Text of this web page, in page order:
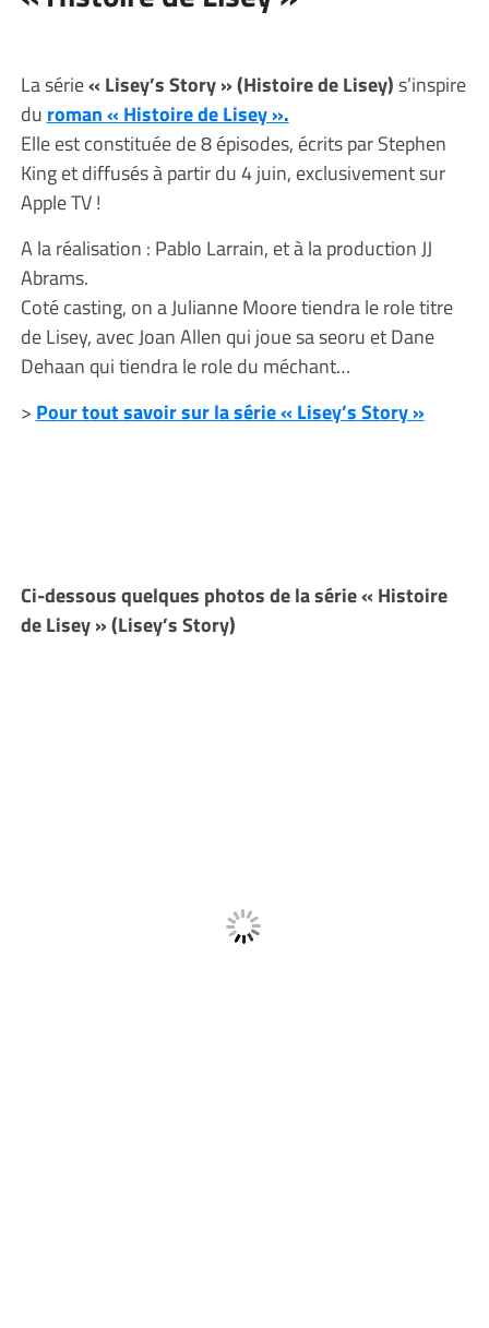
La série« Lisey’s Story » (Histoire de Lisey)s’inspire
du roman « Histoire de Lisey ».
Elle est constituée de 8 épisodes, écrits par Stephen
King et diffusés à partir du 4 juin, exclusivement sur
Apple TV !
A la réalisation : Pablo Larrain, et à la production JJ
Abrams.
Coté casting, on a Julianne Moore tiendra le role titre
de Lisey, avec Joan Allen qui joue sa seoru et Dane
Dehaan qui tiendra le role du méchant…
> Pour tout savoir sur la série « Lisey’s Story »
Ci-dessous quelques photos de la série « Histoire
de Lisey » (Lisey’s Story)